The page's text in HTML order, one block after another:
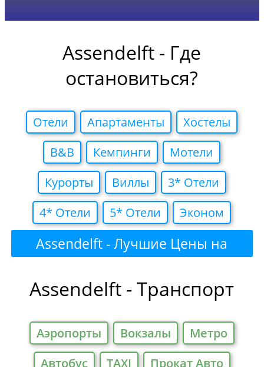
Assendelft - Где
остановиться?
Отели Апартаменты
Хостелы
B&B
Кемпинги
Мотели
Курорты
Виллы
3* Отели
4* Отели
5* Отели Эконом
Assendelft - Лучшие Цены на
Assendelft - Транспорт
Аэропорты Вокзалы
Метро
Автобус
TAXI
Прокат Авто